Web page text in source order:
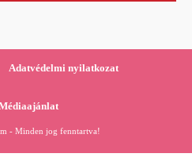
Adatvédelmi nyilatkozat
- Minden jog fenntartva!